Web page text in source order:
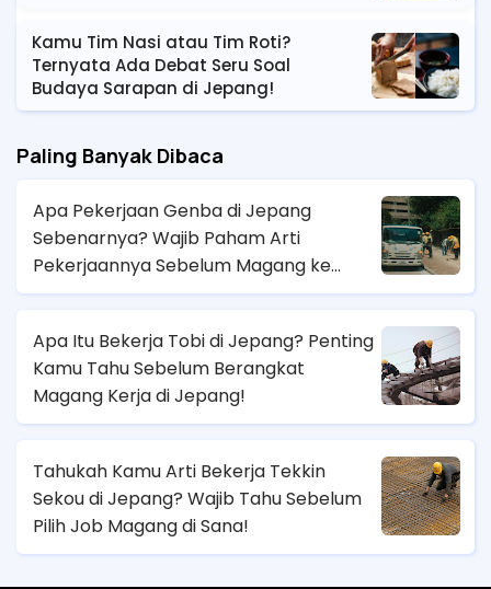
Kamu Tim Nasi atau Tim Roti?
Ternyata Ada Debat Seru Soal
Budaya Sarapan di Jepang!
Paling Banyak Dibaca
Apa Pekerjaan Genba di Jepang
Sebenarnya? Wajib Paham Arti
Pekerjaannya Sebelum Magang ke
Sana!
Apa Itu Bekerja Tobi di Jepang? Penting
Kamu Tahu Sebelum Berangkat
Magang Kerja di Jepang!
Tahukah Kamu Arti Bekerja Tekkin
Sekou di Jepang? Wajib Tahu Sebelum
Pilih Job Magang di Sana!